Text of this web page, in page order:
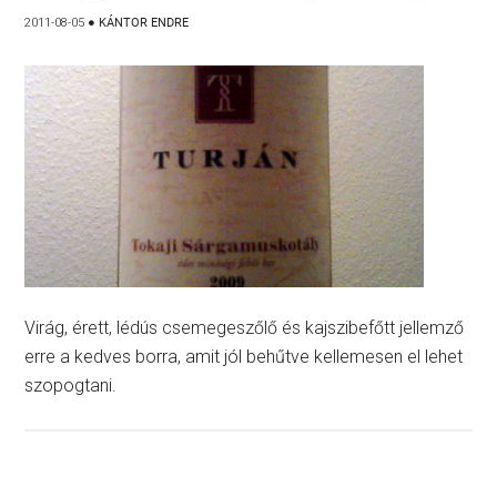
2011-08-05 ● KÁNTOR ENDRE
Virág, érett, lédús csemegeszőlő és kajszibefőtt jellemző
erre a kedves borra, amit jól behűtve kellemesen el lehet
szopogtani.